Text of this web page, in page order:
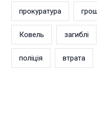
прокуратура
Ковель загиблі
поліція втрата